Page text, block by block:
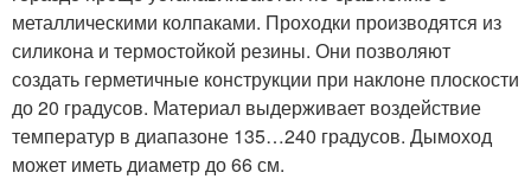
металлическими колпаками. Проходки производятся из
силикона и термостойкой резины. Они позволяют
создать герметичные конструкции при наклоне плоскости
до 20 градусов. Материал выдерживает воздействие
температур в диапазоне 135…240 градусов. Дымоход
может иметь диаметр до 66 см.